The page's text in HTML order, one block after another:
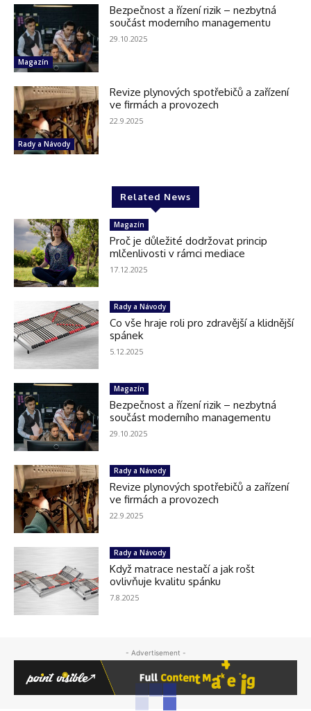
Magazín
Bezpečnost a řízení rizik – nezbytná
součást moderního managementu
29.10.2025
Rady a Návody
Revize plynových spotřebičů a zařízení
ve firmách a provozech
22.9.2025
Related News
Magazín
Proč je důležité dodržovat princip
mlčenlivosti v rámci mediace
17.12.2025
Rady a Návody
Co vše hraje roli pro zdravější a klidnější
spánek
5.12.2025
Magazín
Bezpečnost a řízení rizik – nezbytná
součást moderního managementu
29.10.2025
Rady a Návody
Revize plynových spotřebičů a zařízení
ve firmách a provozech
22.9.2025
Rady a Návody
Když matrace nestačí a jak rošt
ovlivňuje kvalitu spánku
7.8.2025
- Advertisement -